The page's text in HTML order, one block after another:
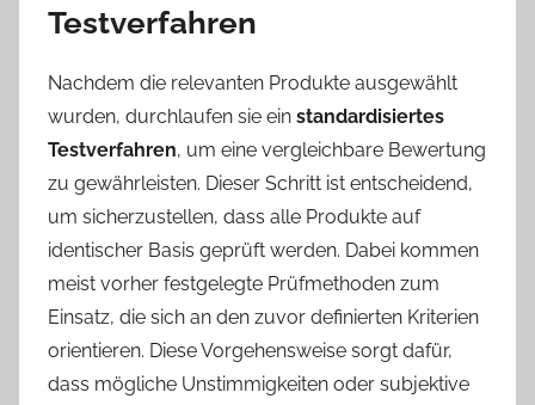
Testverfahren
Nachdem die relevanten Produkte ausgewählt
wurden, durchlaufen sie ein standardisiertes
Testverfahren, um eine vergleichbare Bewertung
zu gewährleisten. Dieser Schritt ist entscheidend,
um sicherzustellen, dass alle Produkte auf
identischer Basis geprüft werden. Dabei kommen
meist vorher festgelegte Prüfmethoden zum
Einsatz, die sich an den zuvor definierten Kriterien
orientieren. Diese Vorgehensweise sorgt dafür,
dass mögliche Unstimmigkeiten oder subjektive